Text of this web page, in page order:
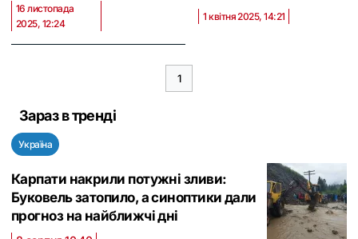
16 листопада
2025, 12:24
1 квітня 2025, 14:21
1
Зараз в тренді
Україна
Карпати накрили потужні зливи:
Буковель затопило, а синоптики дали
прогноз на найближчі дні